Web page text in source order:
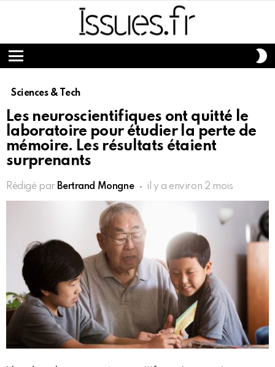
Menu
Sciences & Tech
Les neuroscientifiques ont quitté le
laboratoire pour étudier la perte de
mémoire. Les résultats étaient
surprenants
Rédigé par Bertrand Mongne il y a environ 2 mois